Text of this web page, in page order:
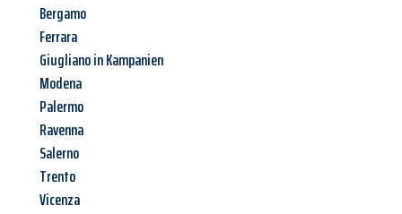
Bergamo
Ferrara
Giugliano in Kampanien
Modena
Palermo
Ravenna
Salerno
Trento
Vicenza